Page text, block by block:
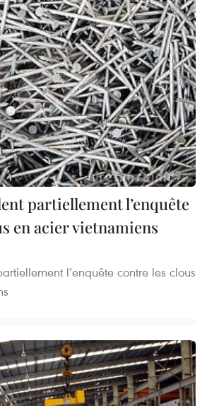
partiellement l’enquête
en acier vietnamiens
l’enquête contre les clous